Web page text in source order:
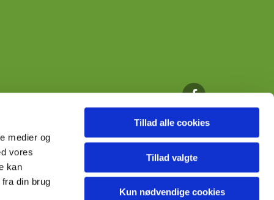
medier og
vores
kan
din brug
Tillad alle cookies
Tillad valgte
Kun nødvendige cookies